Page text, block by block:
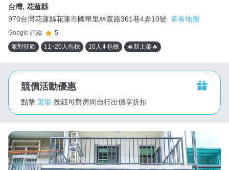
台灣, 花蓮縣
970台灣花蓮縣花蓮市國華里林森路361巷4弄10號 查看地圖
Google 評論
5
派對狂歡
11~20人包棟 10人⬇包棟 🔥新上架🔥
競價活動優惠
點擊 選取 按鈕可對房間自行出價享折扣